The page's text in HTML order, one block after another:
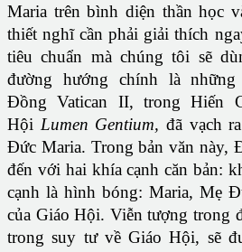
Maria trên bình diện thần học
thiết nghĩ cần phải giải thích
tiêu chuẩn mà chúng tôi sẽ
đường hướng chính là
Ðồng Vatican II, trong Hiến
Hội Lumen Gentium,đã vạch
Ðức Maria. Trong bản văn này,
đến với hai khía cạnh căn bản:
cạnh là hình bóng: Maria, Mẹ
của Giáo Hội. Viễn tượng trong
trong suy tư về Giáo Hội, sẽ